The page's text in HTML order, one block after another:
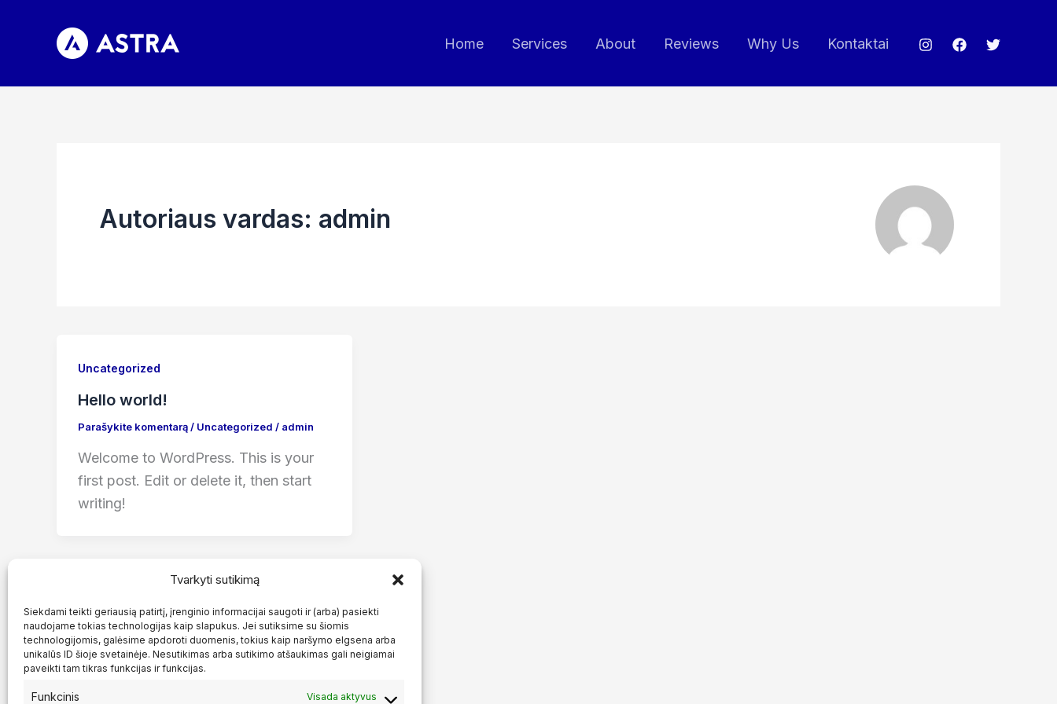
Tvarkyti sutikimą
Siekdami teikti geriausią patirtį, įrenginio informacijai saugoti ir (arba) pasiekti
naudojame tokias technologijas kaip slapukus. Jei sutiksime su šiomis
technologijomis, galėsime apdoroti duomenis, tokius kaip naršymo elgsena arba
unikalūs ID šioje svetainėje. Nesutikimas arba sutikimo atšaukimas gali neigiamai
paveikti tam tikras funkcijas ir funkcijas.
Funkcinis Visada aktyvus
Home Services About Reviews Why Us Kontaktai
Autoriaus vardas: admin
Uncategorized
Hello world!
Parašykite komentarą/ Uncategorized / admin
Welcome to WordPress. This is your
first post. Edit or delete it, then start
writing!